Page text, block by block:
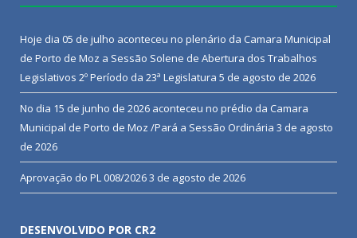
Hoje dia 05 de julho aconteceu no plenário da Camara Municipal
de Porto de Moz a Sessão Solene de Abertura dos Trabalhos
Legislativos 2º Período da 23ª Legislatura 5 de agosto de 2026
No dia 15 de junho de 2026 aconteceu no prédio da Camara
Municipal de Porto de Moz /Pará a Sessão Ordinária 3 de agosto
de 2026
Aprovação do PL 008/20263 de agosto de 2026
DESENVOLVIDO POR CR2